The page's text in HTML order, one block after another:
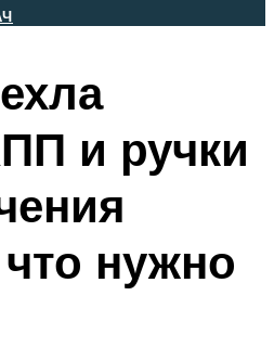
и ручки
нужно